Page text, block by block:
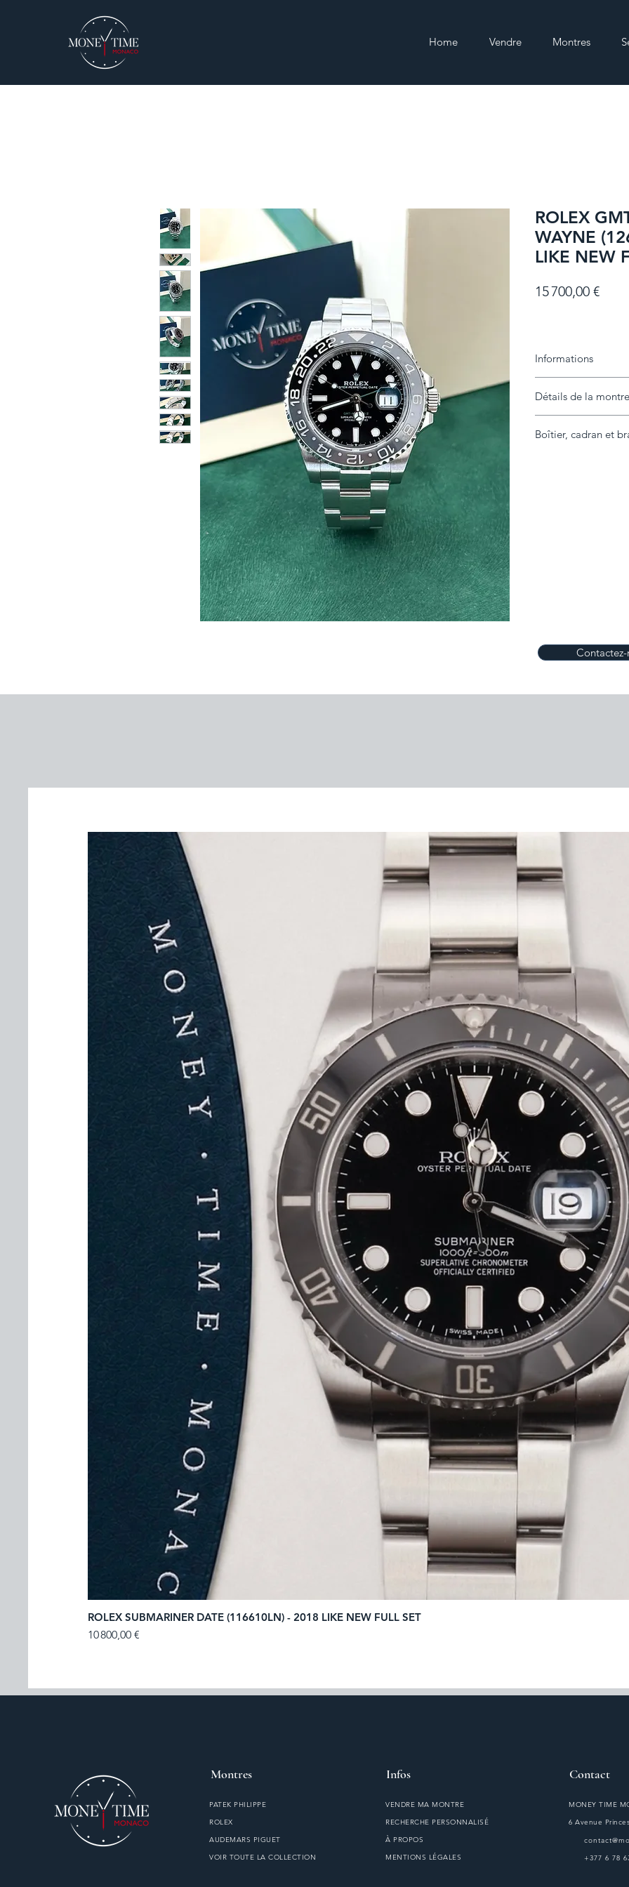
Home Vendre Montres
ROLEX
WAYNE
LIKE NEW
15 700,00 €Prix
Informations
Marque
Modèle
Détails de la montre
Année
Boîtier, cadran et
Contactez-
ROLEX SUBMARINER DATE (116610LN) - 2018 LIKE NEW FULL SET
Prix
10 800,00 €
Montres
PATEK PHILIPPE
ROLEX
AUDEMARS PIGUET
VOIR TOUTE LA COLLECTION
Infos
VENDRE MA MONTRE
RECHERCHE PERSONNALISÉ
À PROPOS
MENTIONS LÉGALES
Contact
MONEY TIME
6 Avenue
+377 6 78